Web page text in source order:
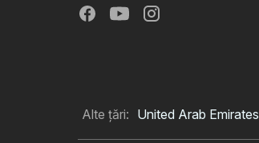
Alte țări: United Arab Emirates